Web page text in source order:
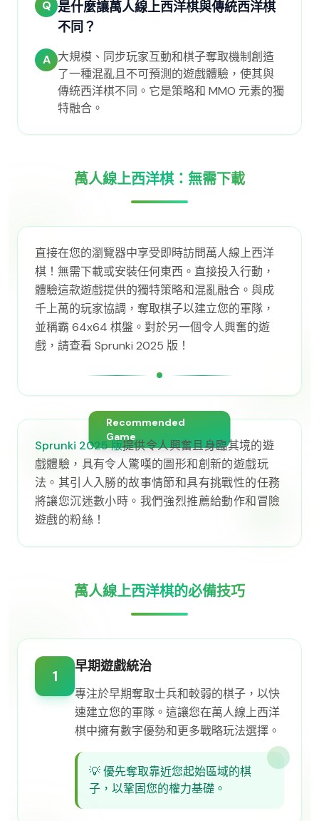
Q 是什麼讓萬人線上西洋棋與傳統西洋棋
不同？
A 大規模、同步玩家互動和棋子奪取機制創造
了一種混亂且不可預測的遊戲體驗，使其與
傳統西洋棋不同。它是策略和 MMO 元素的獨
特融合。
萬人線上西洋棋：無需下載
直接在您的瀏覽器中享受即時訪問萬人線上西洋
棋！無需下載或安裝任何東西。直接投入行動，
體驗這款遊戲提供的獨特策略和混亂融合。與成
千上萬的玩家協調，奪取棋子以建立您的軍隊，
並稱霸 64x64 棋盤。對於另一個令人興奮的遊
戲，請查看 Sprunki 2025 版！
Recommended
Game
Sprunki 2025 版提供令人興奮且身臨其境的遊
戲體驗，具有令人驚嘆的圖形和創新的遊戲玩
法。其引人入勝的故事情節和具有挑戰性的任務
將讓您沉迷數小時。我們強烈推薦給動作和冒險
遊戲的粉絲！
萬人線上西洋棋的必備技巧
1
早期遊戲統治
專注於早期奪取士兵和較弱的棋子，以快
速建立您的軍隊。這讓您在萬人線上西洋
棋中擁有數字優勢和更多戰略玩法選擇。
💡優先奪取靠近您起始區域的棋
子，以鞏固您的權力基礎。